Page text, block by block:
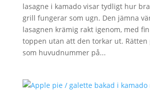
lasagne i kamado visar tydligt hur
grill fungerar som ugn. Den jämna
lasagnen krämig rakt igenom, med
toppen utan att den torkar ut. Rätten
som huvudnummer på...